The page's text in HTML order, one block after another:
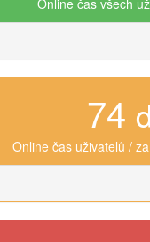
74
Online čas uživatelů /